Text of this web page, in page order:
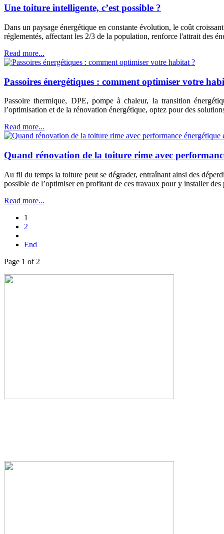
Une toiture intelligente, c’est possible ?
Dans un paysage énergétique en constante évolution, le coût
réglementés, affectant les 2/3 de la population, renforce l'attrait des
Read more...
Passoires énergétiques : comment optimiser votre
Passoire thermique, DPE, pompe à chaleur, la transition
l’optimisation et de la rénovation énergétique, optez pour des
Read more...
Quand rénovation de la toiture rime avec
Au fil du temps la toiture peut se dégrader, entraînant ainsi des
possible de l’optimiser en profitant de ces travaux pour y installer
Read more...
1
2
End
Page 1 of 2